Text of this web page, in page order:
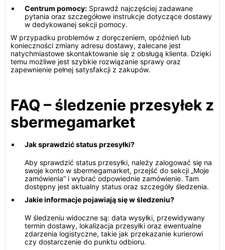
Centrum pomocy: Sprawdź najczęściej zadawane
pytania oraz szczegółowe instrukcje dotyczące dostawy
w dedykowanej sekcji pomocy.
W przypadku problemów z doręczeniem, opóźnień lub
konieczności zmiany adresu dostawy, zalecane jest
natychmiastowe skontaktowanie się z obsługą klienta. Dzięki
temu możliwe jest szybkie rozwiązanie sprawy oraz
zapewnienie pełnej satysfakcji z zakupów.
FAQ – śledzenie przesyłek z
sbermegamarket
Jak sprawdzić status przesyłki?
Aby sprawdzić status przesyłki, należy zalogować się na
swoje konto w sbermegamarket, przejść do sekcji „Moje
zamówienia” i wybrać odpowiednie zamówienie. Tam
dostępny jest aktualny status oraz szczegóły śledzenia.
Jakie informacje pojawiają się w śledzeniu?
W śledzeniu widoczne są: data wysyłki, przewidywany
termin dostawy, lokalizacja przesyłki oraz ewentualne
zdarzenia logistyczne, takie jak przekazanie kurierowi
czy dostarczenie do punktu odbioru.